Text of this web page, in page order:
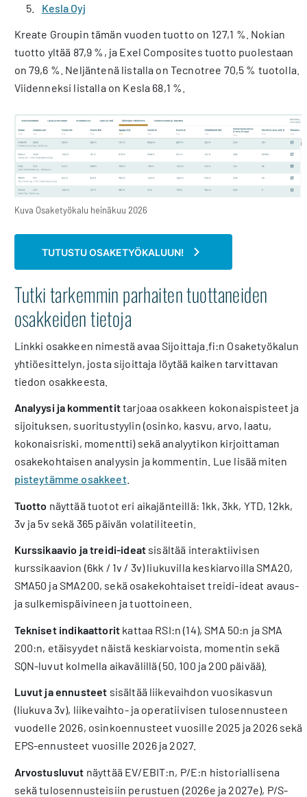
Kesla Oyj
Kreate Groupin tämän vuoden tuotto on 127,1 %. Nokian
tuotto yltää 87,9 %, ja Exel Composites tuotto puolestaan
on 79,6 %. Neljäntenä listalla on Tecnotree 70,5 % tuotolla.
Viidenneksi listalla on Kesla 68,1 %.
Kuva Osaketyökalu heinäkuu 2026
TUTUSTU OSAKETYÖKALUUN!
Tutki tarkemmin parhaiten tuottaneiden
osakkeiden tietoja
Linkki osakkeen nimestä avaa Sijoittaja.fi:n Osaketyökalun
yhtiöesittelyn, josta sijoittaja löytää kaiken tarvittavan
tiedon osakkeesta.
Analyysi ja kommentittarjoaa osakkeen kokonaispisteet ja
sijoituksen, suoritustyylin (osinko, kasvu, arvo, laatu,
kokonaisriski, momentti) sekä analyytikon kirjoittaman
osakekohtaisen analyysin ja kommentin. Lue lisää miten
pisteytämme osakkeet.
Tuotto näyttää tuotot eri aikajänteillä: 1kk, 3kk, YTD, 12kk,
3v ja 5v sekä 365 päivän volatiliteetin.
Kurssikaavio ja treidi-ideatsisältää interaktiivisen
kurssikaavion (6kk / 1v / 3v) liukuvilla keskiarvoilla SMA20,
SMA50 ja SMA200, sekä osakekohtaiset treidi-ideat avaus-
ja sulkemispäivineen ja tuottoineen.
Tekniset indikaattorit kattaa RSI:n (14), SMA 50:n ja SMA
200:n, etäisyydet näistä keskiarvoista, momentin sekä
SQN-luvut kolmella aikavälillä (50, 100 ja 200 päivää).
Luvut ja ennusteet sisältää liikevaihdon vuosikasvun
(liukuva 3v), liikevaihto- ja operatiivisen tulosennusteen
vuodelle 2026, osinkoennusteet vuosille 2025 ja 2026 sekä
EPS-ennusteet vuosille 2026 ja 2027.
Arvostusluvut näyttää EV/EBIT:n, P/E:n historiallisena
sekä tulosennusteisiin perustuen (2026e ja 2027e), P/S-